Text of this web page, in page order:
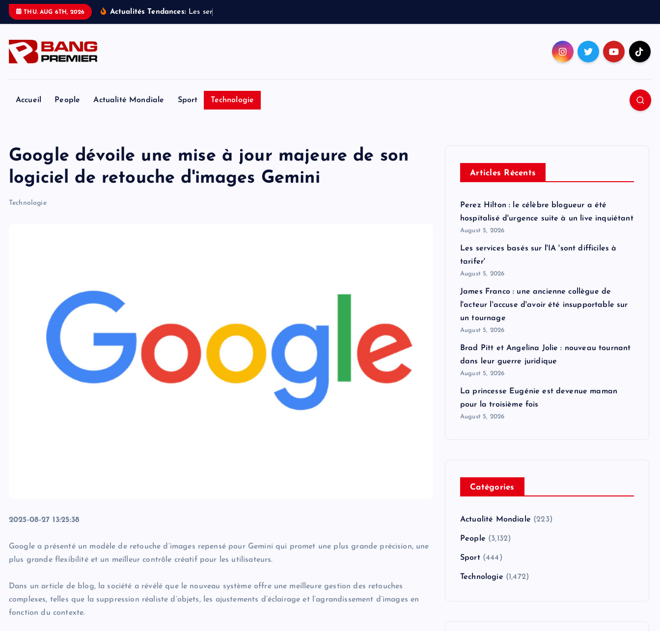
THU. AUG 6TH, 2026 Actualités Tendances: Les ser
Accueil People Actualité Mondiale Sport Technologie
Google dévoile une mise à jour majeure de son
logiciel de retouche d'images Gemini
Technologie
2025-08-27 13:25:38
Google a présenté un modèle de retouche d’images repensé pour Gemini qui promet une plus grande précision, une
plus grande flexibilité et un meilleur contrôle créatif pour les utilisateurs.
Dans un article de blog, la société a révélé que le nouveau système offre une meilleure gestion des retouches
complexes, telles que la suppression réaliste d’objets, les ajustements d’éclairage et l’agrandissement d’images en
fonction du contexte.
Articles Récents
Perez Hilton : le célèbre blogueur a été
hospitalisé d'urgence suite à un live inquiétant
August 5, 2026
Les services basés sur l'IA 'sont difficiles à
tarifer'
August 5, 2026
James Franco : une ancienne collègue de
l'acteur l'accuse d'avoir été insupportable sur
un tournage
August 5, 2026
Brad Pitt et Angelina Jolie : nouveau tournant
dans leur guerre juridique
August 5, 2026
La princesse Eugénie est devenue maman
pour la troisième fois
August 5, 2026
Catégories
Actualité Mondiale (223)
People (3,132)
Sport(444)
Technologie (1,472)